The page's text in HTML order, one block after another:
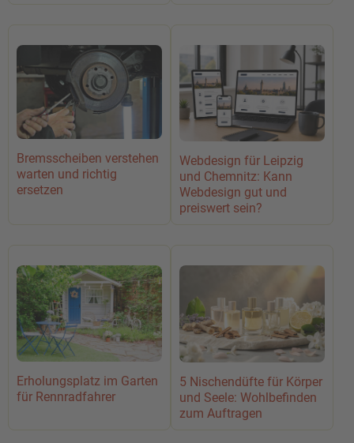
Bremsscheiben verstehen
warten und richtig
ersetzen
Webdesign für Leipzig
und Chemnitz: Kann
Webdesign gut und
preiswert sein?
Erholungsplatz im Garten
für Rennradfahrer
5 Nischendüfte für Körper
und Seele: Wohlbefinden
zum Auftragen